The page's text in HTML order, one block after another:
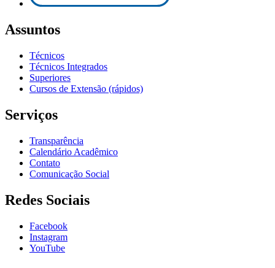
Assuntos
Técnicos
Técnicos Integrados
Superiores
Cursos de Extensão (rápidos)
Serviços
Transparência
Calendário Acadêmico
Contato
Comunicação Social
Redes Sociais
Facebook
Instagram
YouTube